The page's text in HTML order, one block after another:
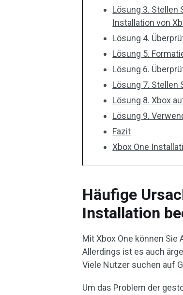
Lösung 3. Stellen
Installation von
Lösung 4.
Lösung 5.
Lösung 6.
Lösung 7. Stellen
Lösung 8. Xbox
Lösung 9.
Fazit
Xbox One
Häufige
Installation
Mit Xbox One können
Allerdings ist es auch
Viele Nutzer suchen auf
Um das Problem der